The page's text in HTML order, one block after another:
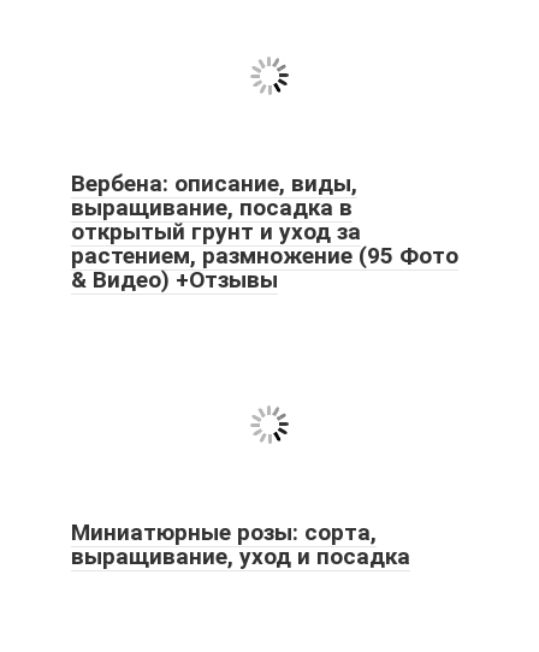
Вербена: описание, виды,
выращивание, посадка в
открытый грунт и уход за
растением, размножение (95 Фото
& Видео) +Отзывы
Миниатюрные розы: сорта,
выращивание, уход и посадка